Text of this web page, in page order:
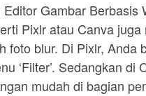
Gambar Berbasis
Pixlr atau Canva
foto blur. Di Pixlr, Anda
‘Filter’. Sedangkan
mudah di bagian